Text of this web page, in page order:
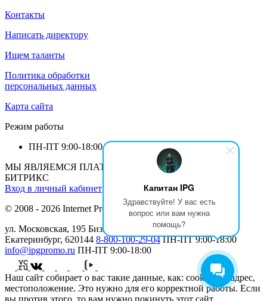
Капитан IPG
Здравствуйте! У вас есть
вопрос или вам нужна
помощь?
Контакты
Написать директору
Ищем таланты
Политика обработки
персональных данных
Карта сайта
Режим работы
ПН-ПТ 9:00-18:00
МЫ ЯВЛЯЕМСЯ ПЛАТИНОВЫМ ПАРТНЕРОМ 1С-
БИТРИКС
Вход в личный кабинет
© 2008 - 2026 Internet Production Group (
ул. Московская, 195 Бизнеc Центр МАН, 12 этаж г.
Екатеринбург, 620144 8-800-100-29-04 ПН-ПТ 9:00-18:00
info@ipgpromo.ru ПН-ПТ 9:00-18:00
Наш сайт собирает о вас такие данные, как: cookies, IP-адрес,
местоположение. Это нужно для его корректной работы. Если
вы против этого, то вам нужно покинуть этот сайт.